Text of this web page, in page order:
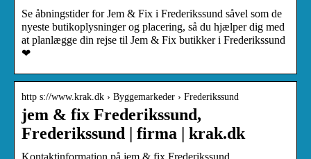
Se åbningstider for Jem & Fix i Frederikssund såvel som de
nyeste butikoplysninger og placering, så du hjælper dig med
at planlægge din rejse til Jem & Fix butikker i Frederikssund
❤
http s://www.krak.dk › Byggemarkeder › Frederikssund
jem & fix Frederikssund,
Frederikssund | firma | krak.dk
Kontaktinformation på jem & fix Frederikssund